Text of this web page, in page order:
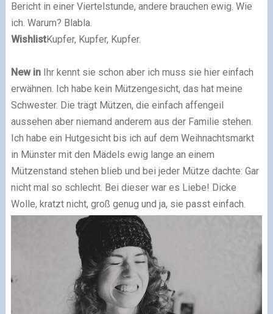
Bericht in einer Viertelstunde, andere brauchen ewig. Wie
ich. Warum? Blabla.
WishlistKupfer, Kupfer, Kupfer.
New inIhr kennt sie schon aber ich muss sie hier einfach
erwähnen. Ich habe kein Mützengesicht, das hat meine
Schwester. Die trägt Mützen, die einfach affengeil
aussehen aber niemand anderem aus der Familie stehen.
Ich habe ein Hutgesicht bis ich auf dem Weihnachtsmarkt
in Münster mit den Mädels ewig lange an einem
Mützenstand stehen blieb und bei jeder Mütze dachte: Gar
nicht mal so schlecht. Bei dieser war es Liebe! Dicke
Wolle, kratzt nicht, groß genug und ja, sie passt einfach.